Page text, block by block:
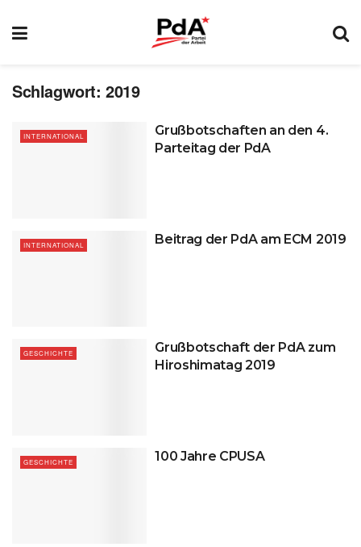
Schlagwort:2019
INTERNATIONAL
Grußbotschaften an den 4.
Parteitag der PdA
INTERNATIONAL Beitrag der PdA am ECM 2019
GESCHICHTE
Grußbotschaft der PdA zum
Hiroshimatag 2019
GESCHICHTE 100 Jahre CPUSA